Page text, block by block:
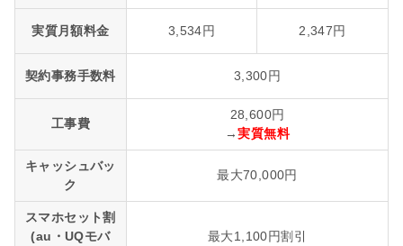
実質月額料金 3,534円 2,347円
契約事務手数料 3,300円
工事費
28,600円
→実質無料
キャッシュバッ
ク
最大70,000円
スマホセット割
(au・UQモバ
最大1,100円割引